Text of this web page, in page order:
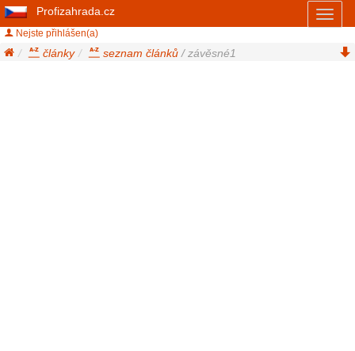
Profizahrada.cz
Nejste přihlášen(a)
články seznam článků / závěsné1